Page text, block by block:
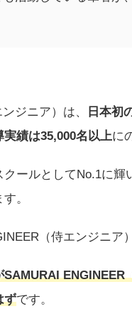
ジニア）は、
日本初
実績は35,000名以上に
ールとしてNo.1に輝
。
（侍エンジニア
SAMURAI ENGINEER
ずです。